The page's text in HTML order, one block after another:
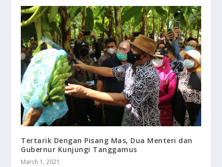
Tertarik Dengan Pisang Mas, Dua Menteri dan
Gubernur Kunjungi Tanggamus
March 1, 2021